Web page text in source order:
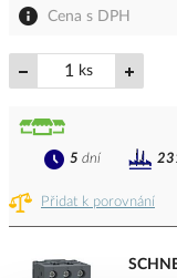
Cena s DPH
ks
Přidat k porovnání
5 dní